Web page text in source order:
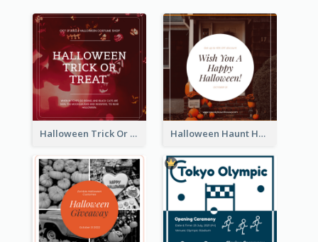
Halloween Trick Or Treat Instagram Post Halloween Haunt House Instagram Post